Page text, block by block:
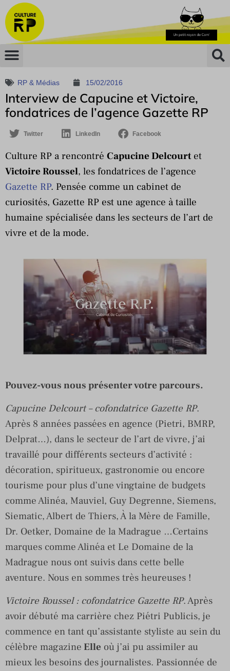
RP & Médias 15/02/2016
Interview de Capucine et Victoire,
fondatrices de l’agence Gazette RP
Twitter LinkedIn Facebook
Culture RP a rencontré Capucine Delcourtet
Victoire Roussel, les fondatrices de l’agence
Gazette RP. Pensée comme un cabinet de
curiosités, Gazette RP est une agence à taille
humaine spécialisée dans les secteurs de l’art de
vivre et de la mode.
Pouvez-vous nous présenter votre parcours.
Capucine Delcourt – cofondatrice Gazette RP.
Après 8 années passées en agence (Pietri, BMRP,
Delprat…), dans le secteur de l’art de vivre, j’ai
travaillé pour différents secteurs d’activité :
décoration, spiritueux, gastronomie ou encore
tourisme pour plus d’une vingtaine de budgets
comme Alinéa, Mauviel, Guy Degrenne, Siemens,
Siematic, Albert de Thiers, À la Mère de Famille,
Dr. Oetker, Domaine de la Madrague …Certains
marques comme Alinéa et Le Domaine de la
Madrague nous ont suivis dans cette belle
aventure. Nous en sommes très heureuses !
Victoire Roussel : cofondatrice Gazette RP. Après
avoir débuté ma carrière chez Piétri Publicis, je
commence en tant qu’assistante styliste au sein du
célèbre magazine Elle où j’ai pu assimiler au
mieux les besoins des journalistes. Passionnée de